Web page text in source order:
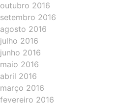
outubro 2016
setembro 2016
agosto 2016
julho 2016
junho 2016
maio 2016
abril 2016
março 2016
fevereiro 2016